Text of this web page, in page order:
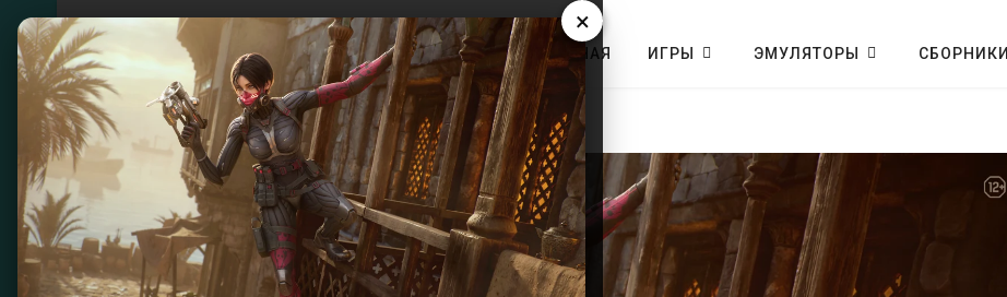
×
ГЛАВНАЯ ИГРЫ ЭМУЛЯТОРЫ СБОРНИКИ